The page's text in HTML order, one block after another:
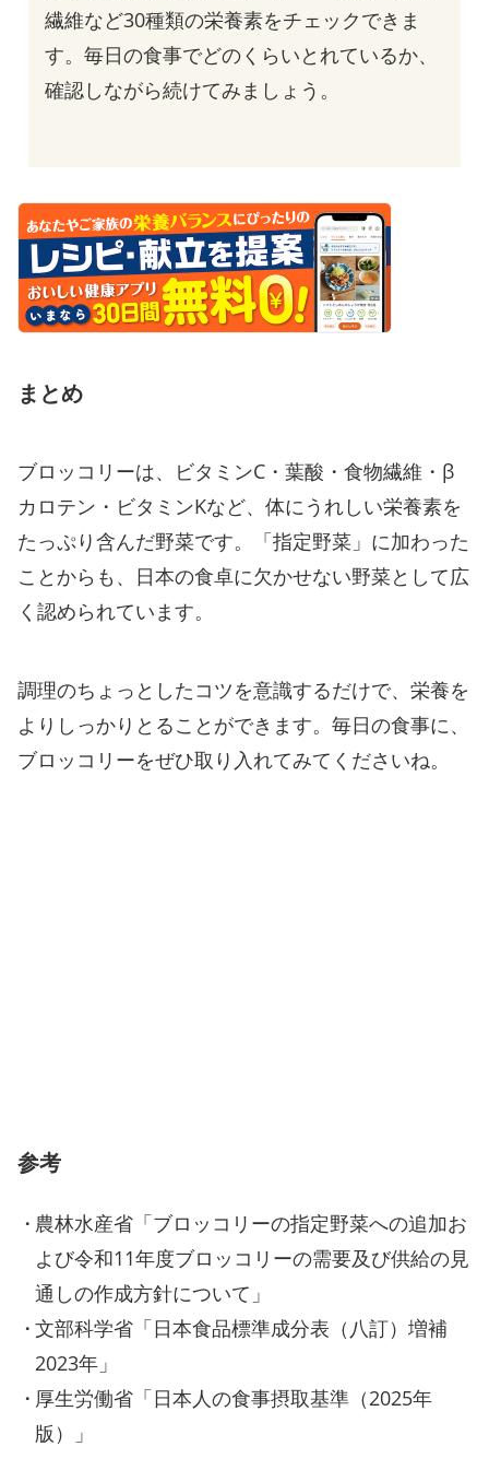
繊維など30種類の栄養素をチェックできま
す。毎日の食事でどのくらいとれているか、
確認しながら続けてみましょう。
まとめ
ブロッコリーは、ビタミンC・葉酸・食物繊維・β
カロテン・ビタミンKなど、体にうれしい栄養素を
たっぷり含んだ野菜です。「指定野菜」に加わった
ことからも、日本の食卓に欠かせない野菜として広
く認められています。
調理のちょっとしたコツを意識するだけで、栄養を
よりしっかりとることができます。毎日の食事に、
ブロッコリーをぜひ取り入れてみてくださいね。
参考
農林水産省「ブロッコリーの指定野菜への追加お
よび令和11年度ブロッコリーの需要及び供給の見
通しの作成方針について」
文部科学省「日本食品標準成分表（八訂）増補
2023年」
厚生労働省「日本人の食事摂取基準（2025年
版）」